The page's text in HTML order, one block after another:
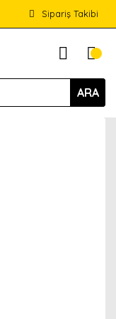
Sipariş Takibi
ARA